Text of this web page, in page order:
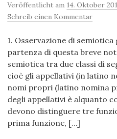
Veröffentlicht am 14. Oktober
Schreib einen Kommentar
1. Osservazione di
partenza di questa breve
semiotica tra due classi di
cioè gli appellativi (in latino
nomi propri (latino nomina
degli appellativi è alquanto
devono distinguere tre
prima funzione, […]